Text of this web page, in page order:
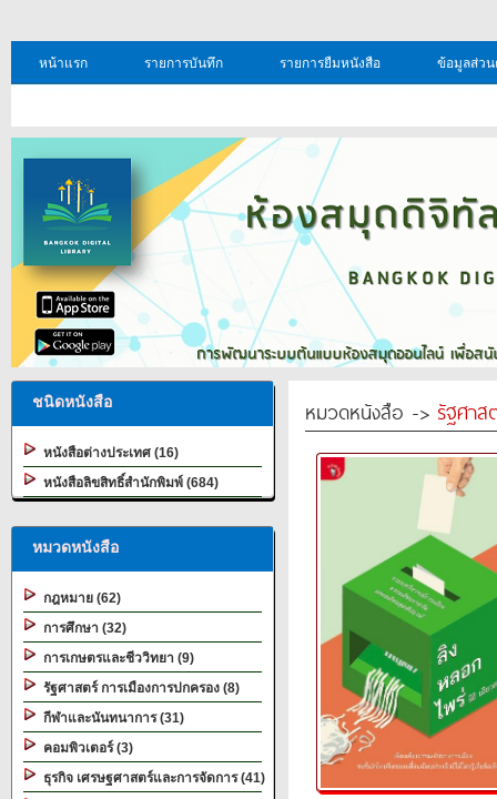
หน้าแรก รายการบันทึก รายการยืมหนังสือ ข้อมูลส่ว
ชนิดหนังสือ
หนังสือต่างประเทศ (16)
หนังสือลิขสิทธิ์สำนักพิมพ์ (684)
หมวดหนังสือ
กฎหมาย (62)
การศึกษา (32)
การเกษตรและชีววิทยา (9)
รัฐศาสตร์ การเมืองการปกครอง (8)
กีฬาและนันทนาการ (31)
คอมพิวเตอร์ (3)
ธุรกิจ เศรษฐศาสตร์และการจัดการ (41)
หมวดหนังสือ -> รัฐศาส